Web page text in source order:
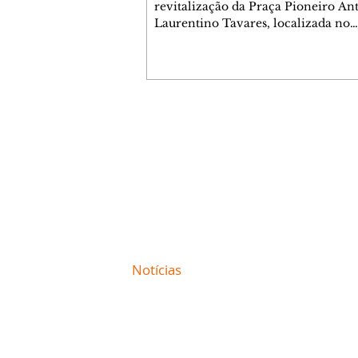
revitalização da Praça Pioneiro
Laurentino Tavares, localizada no
Notícias